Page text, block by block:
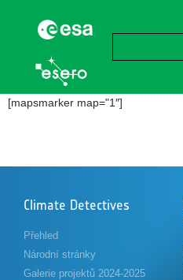
[mapsmarker map="1″]
Climate Detectives
Přehled
Národní stránky
Galerie projektů 2024-2025